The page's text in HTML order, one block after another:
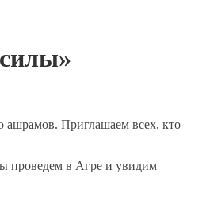
ашрамов. Приглашаем всех, кто
проведем в Агре и увидим